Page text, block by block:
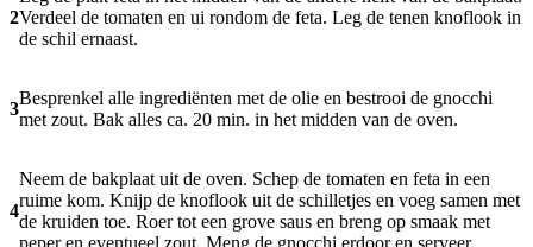
2Verdeel de tomaten en ui rondom de feta. Leg de tenen knoflook in
de schil ernaast.
3
Besprenkel alle ingrediënten met de olie en bestrooi de gnocchi
met zout. Bak alles ca. 20 min. in het midden van de oven.
4
Neem de bakplaat uit de oven. Schep de tomaten en feta in een
ruime kom. Knijp de knoflook uit de schilletjes en voeg samen met
de kruiden toe. Roer tot een grove saus en breng op smaak met
peper en eventueel zout. Meng de gnocchi erdoor en serveer.